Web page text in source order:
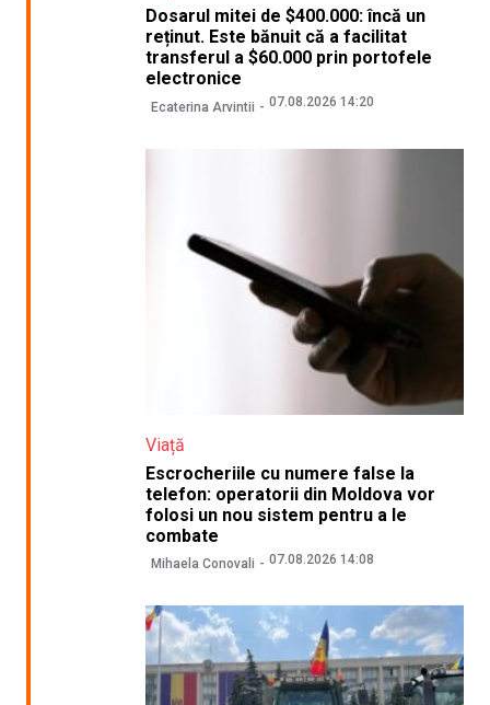
Dosarul mitei de $400.000: încă un
reținut. Este bănuit că a facilitat
transferul a $60.000 prin portofele
electronice
Ecaterina Arvintii 07.08.2026 14:20
Viață
Escrocheriile cu numere false la
telefon: operatorii din Moldova vor
folosi un nou sistem pentru a le
combate
Mihaela Conovali 07.08.2026 14:08